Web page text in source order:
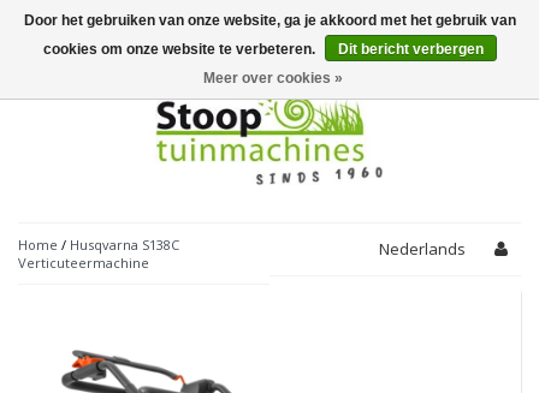
Toggle
navigation
Home / Husqvarna S138C
Verticuteermachine
Nederlands
Door het gebruiken van onze website, ga je akkoord met het gebruik van
cookies om onze website te verbeteren.
Dit bericht verbergen
Meer over cookies »